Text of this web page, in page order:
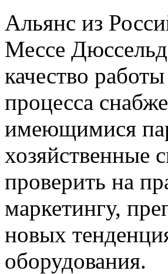
Альянс из
Мессе
качество
процесса
имеющимися
хозяйственные
проверить на
маркетингу,
новых
оборудования.